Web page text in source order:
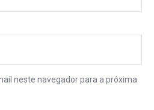
neste navegador para a próxima